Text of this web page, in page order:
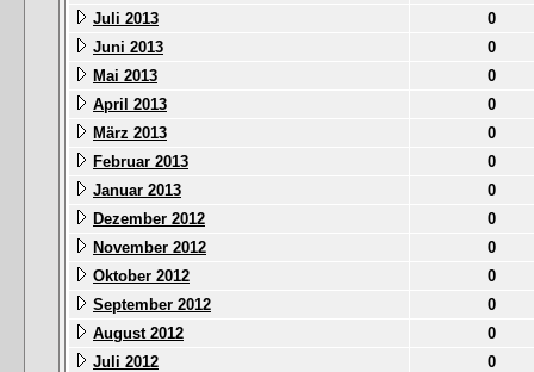
Juli 2013
0
Juni 2013
0
Mai 2013
0
April 2013
0
März 2013
0
Februar 2013
0
Januar 2013
0
Dezember 2012
0
November 2012
0
Oktober 2012
0
September 2012
0
August 2012
0
Juli 2012
0